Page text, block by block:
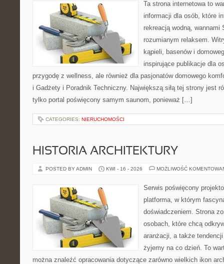
Ta strona internetowa to
informacji dla osób, które
rekreacją wodną, wannami
rozumianym relaksem.
kąpieli, basenów i
inspirujące publikacje dla
przygodę z wellness, ale również dla pasjonatów domowego
i Gadżety i Poradnik Techniczny. Największą siłą tej strony jest
tylko portal poświęcony samym saunom, ponieważ […]
CATEGORIES: NIERUCHOMOŚCI
HISTORIA ARCHITEKTURY
POSTED BY ADMIN KWI - 16 - 2026 MOŻLIWOŚĆ
Serwis poświęcony
platforma, w którym
doświadczeniem. Strona
osobach, które chcą
aranżacji, a także
żyjemy na co dzień. To
można znaleźć opracowania dotyczące zarówno wielkich ikon